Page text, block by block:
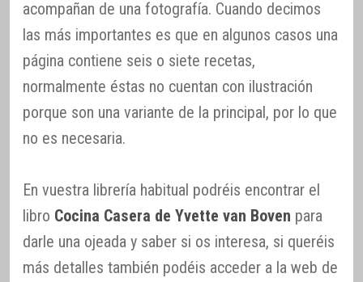
acompañan de una fotografía. Cuando decimos
las más importantes es que en algunos casos una
página contiene seis o siete recetas,
normalmente éstas no cuentan con ilustración
porque son una variante de la principal, por lo que
no es necesaria.
En vuestra librería habitual podréis encontrar el
libro Cocina Casera de Yvette van Boven para
darle una ojeada y saber si os interesa, si queréis
más detalles también podéis acceder a la web de